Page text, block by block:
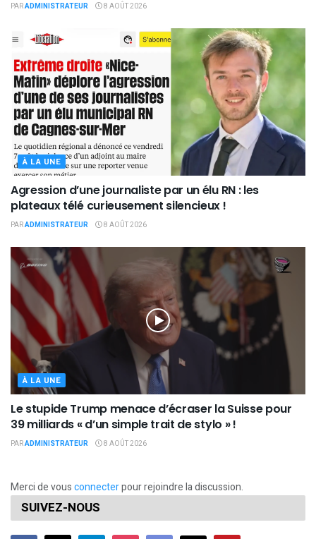
PARADMINISTRATEUR 8 AOÛT 2026
À LA UNE
Agression d’une journaliste par un élu RN : les
plateaux télé curieusement silencieux !
PARADMINISTRATEUR 8 AOÛT 2026
À LA UNE
Le stupide Trump menace d’écraser la Suisse pour
39 milliards « d’un simple trait de stylo » !
PARADMINISTRATEUR 8 AOÛT 2026
Merci de vousconnecterpour rejoindre la discussion.
SUIVEZ-NOUS